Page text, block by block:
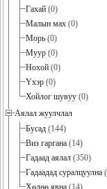
Гахай (0)
Малын мах (0)
Морь (0)
Муур (0)
Нохой (0)
Үхэр (0)
Хойлог шувуу (0)
Аялал жуулчлал
Бусад (144)
Виз гаргана (14)
Гадаад аялал (350)
Гадаадад суралцуулна
Хөдөө явна (14)